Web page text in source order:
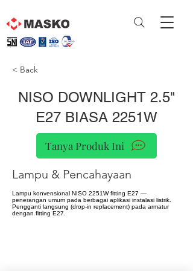
< Back
NISO DOWNLIGHT 2.5"
E27 BIASA 2251W
Tanya Produk Ini
Lampu & Pencahayaan
Lampu konvensional NISO 2251W fitting E27 —
penerangan umum pada berbagai aplikasi instalasi listrik.
Pengganti langsung (drop-in replacement) pada armatur
dengan fitting E27.